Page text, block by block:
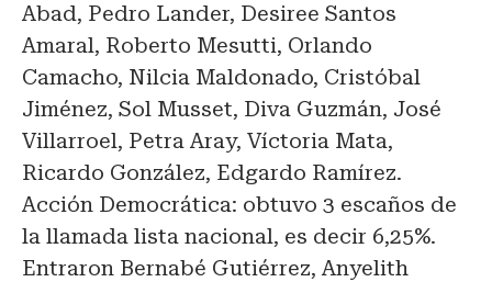
Abad, Pedro Lander, Desiree Santos
Amaral, Roberto Mesutti, Orlando
Camacho, Nilcia Maldonado, Cristóbal
Jiménez, Sol Musset, Diva Guzmán, José
Villarroel, Petra Aray, Víctoria Mata,
Ricardo González, Edgardo Ramírez.
Acción Democrática: obtuvo 3 escaños de
la llamada lista nacional, es decir 6,25%.
Entraron Bernabé Gutiérrez, Anyelith